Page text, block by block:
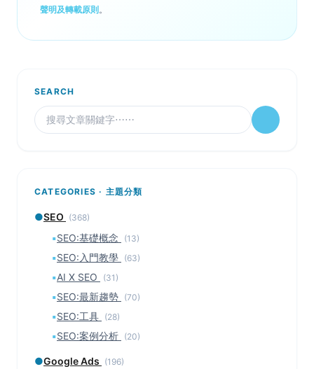
聲明及轉載原則 。
SEARCH
CATEGORIES · 主題分類
●SEO (368)
▪SEO:基礎概念 (13)
▪SEO:入門教學 (63)
▪AI X SEO (31)
▪SEO:最新趨勢 (70)
▪SEO:工具 (28)
▪SEO:案例分析 (20)
●Google Ads (196)